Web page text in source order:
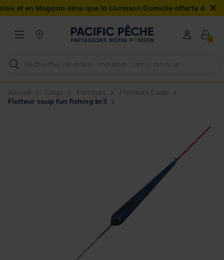
ainsi que la Livraison Domicile offerte dès 90€ ×
0
Accueil Coup Flotteurs
Flotteurs Coup
Flotteur coup fun fishing br3